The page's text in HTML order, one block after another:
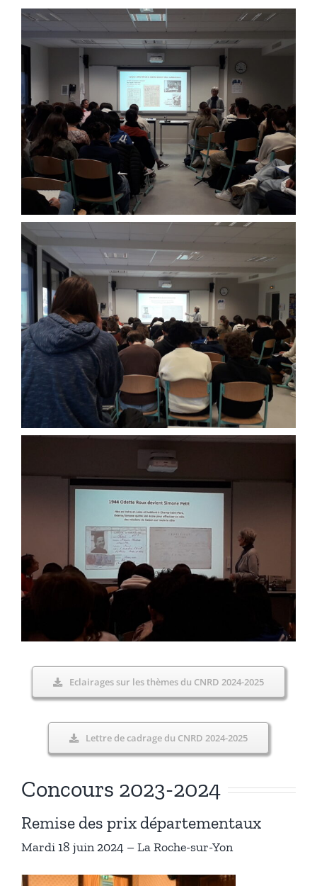
Eclairages sur les thèmes du CNRD 2024-2025
Lettre de cadrage du CNRD 2024-2025
Concours 2023-2024
Remise des prix départementaux
Mardi 18 juin 2024 – La Roche-sur-Yon